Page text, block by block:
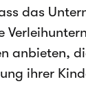
das
anbieten,
ihrer